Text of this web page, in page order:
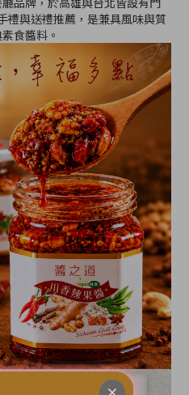
禮與送禮推薦，是兼具風味與質
食醬料。